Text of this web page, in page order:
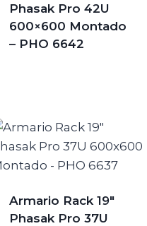
Phasak Pro 42U
600×600 Montado
– PHO 6642
Armario Rack 19″
Phasak Pro 37U